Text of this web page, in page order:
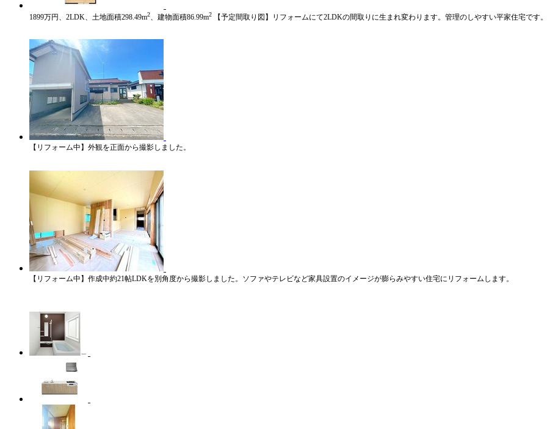
1899万円、2LDK、土地面積298.49m2 、建物面積86.99m2 【予定間取り図】リフォームにて2LDKの間取りに生まれ変わります。管理のしやすい平家住宅です。
【リフォーム中】外観を正面から撮影しました。
【リフォーム中】作成中約21帖LDKを別角度から撮影しました。ソファやテレビなど家具設置のイメージが膨らみやすい住宅にリフォームします。